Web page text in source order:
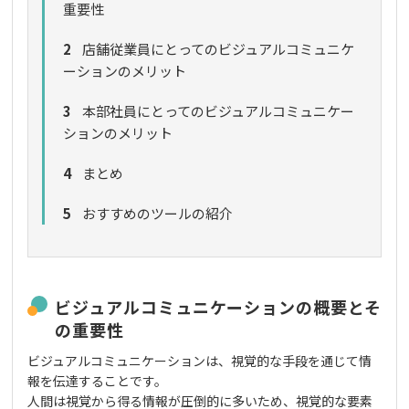
重要性
2
店舗従業員にとってのビジュアルコミュニケ
ーションのメリット
3
本部社員にとってのビジュアルコミュニケー
ションのメリット
4 まとめ
5 おすすめのツールの紹介
ビジュアルコミュニケーションの概要とそ
の重要性
ビジュアルコミュニケーションは、視覚的な手段を通じて情
報を伝達することです。
人間は視覚から得る情報が圧倒的に多いため、視覚的な要素